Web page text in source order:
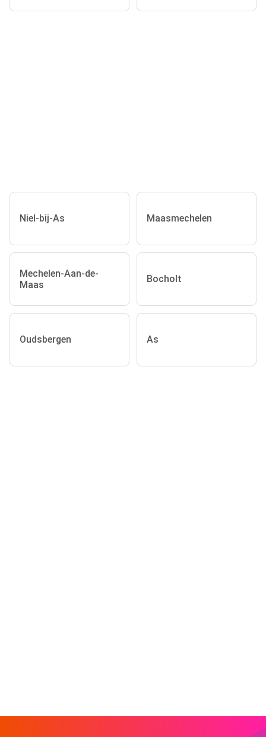
Niel-bij-As Maasmechelen
Mechelen-Aan-de-
Maas
Bocholt
Oudsbergen As